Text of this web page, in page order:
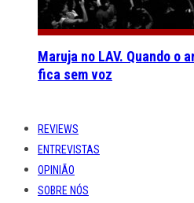
Maruja no LAV. Quando o
fica sem voz
REVIEWS
ENTREVISTAS
OPINIÃO
SOBRE NÓS